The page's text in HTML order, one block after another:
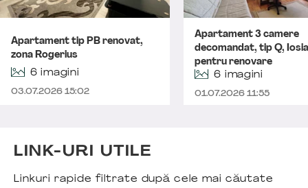
Apartament tip PB renovat,
zona Rogerius
6 imagini
03.07.2026 15:02
Apartament 3 camere
decomandat, tip Q,
pentru renovare
6 imagini
01.07.2026 11:55
LINK-URI UTILE
Linkuri rapide filtrate după cele mai căutate